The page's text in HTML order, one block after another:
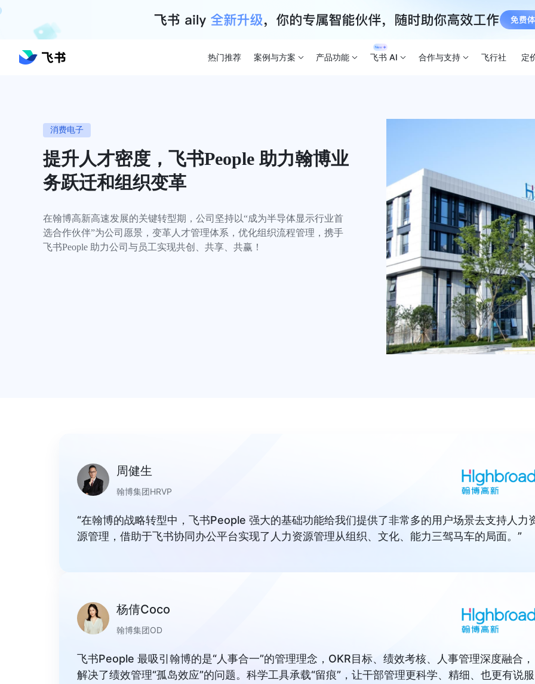
热门推荐 案例与方案 产品功能 飞书 AI 合作与支持 飞行社 定
消费电子
提升人才密度，飞书People 助力翰博业
务跃迁和组织变革
在翰博高新高速发展的关键转型期，公司坚持以“成为半导体显示行业首
选合作伙伴”为公司愿景，变革人才管理体系，优化组织流程管理，携手
飞书People 助力公司与员工实现共创、共享、共赢！
周健生
翰博集团HRVP
“在翰博的战略转型中，飞书People 强大的基础功能给我们提供了非常多的用户场景去支持人力
源管理，借助于飞书协同办公平台实现了人力资源管理从组织、文化、能力三驾马车的局面。”
杨倩Coco
翰博集团OD
飞书People 最吸引翰博的是“人事合一”的管理理念，OKR目标、绩效考核、人事管理深度融合，
解决了绩效管理“孤岛效应”的问题。科学工具承载“留痕”，让干部管理更科学、精细、也更有说服